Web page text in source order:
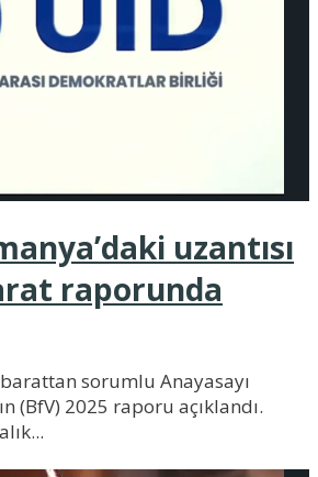
uzantısı
raporunda
sorumlu Anayasayı
(BfV) 2025 raporu açıklandı.
...